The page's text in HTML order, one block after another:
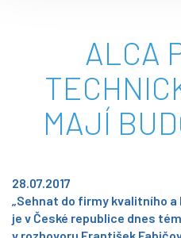
ALCA
MAJÍ
28.07.2017
„Sehnat do firmy kvalitního
je v České republice dnes